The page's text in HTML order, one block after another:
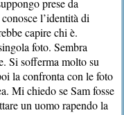
prese da
l’identità di
capire chi è.
foto. Sembra
Si sofferma molto su
la confronta con le foto
Mi chiedo se Sam fosse
un uomo rapendo la